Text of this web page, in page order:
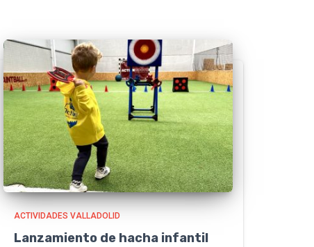
ACTIVIDADES VALLADOLID
Lanzamiento de hacha infantil